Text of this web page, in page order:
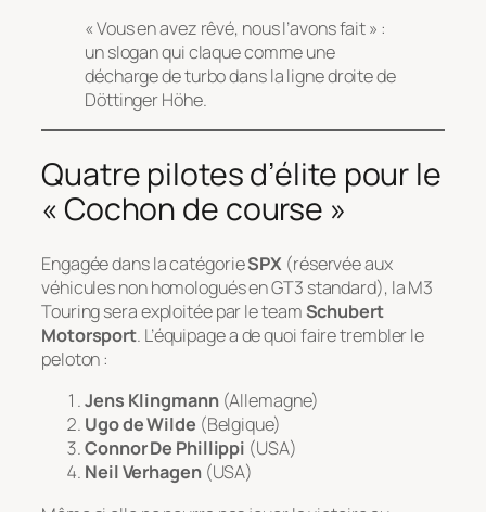
« Vous en avez rêvé, nous l’avons fait » :
un slogan qui claque comme une
décharge de turbo dans la ligne droite de
Döttinger Höhe.
Quatre pilotes d’élite pour le
« Cochon de course »
Engagée dans la catégorieSPX (réservée aux
véhicules non homologués en GT3 standard), la M3
Touring sera exploitée par le teamSchubert
Motorsport. L’équipage a de quoi faire trembler le
peloton :
Jens Klingmann(Allemagne)
Ugo de Wilde (Belgique)
Connor De Phillippi (USA)
Neil Verhagen(USA)